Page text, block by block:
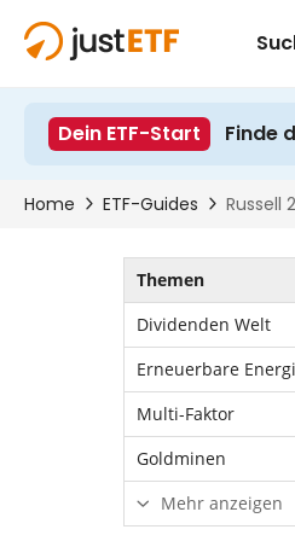
Themen
Dividenden Welt
Erneuerbare
Multi-Faktor
Goldminen
Mehr anzeigen